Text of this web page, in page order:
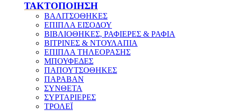
ΤΑΚΤΟΠΟΙΗΣΗ
ΒΑΛΙΤΣΟΘΗΚΕΣ
ΕΠΙΠΛΑ ΕΙΣΟΔΟΥ
ΒΙΒΛΙΟΘΗΚΕΣ, ΡΑΦΙΕΡΕΣ & ΡΑΦΙΑ
ΒΙΤΡΙΝΕΣ & ΝΤΟΥΛΑΠΙΑ
ΕΠΙΠΛΑ ΤΗΛΕΟΡΑΣΗΣ
ΜΠΟΥΦΕΔΕΣ
ΠΑΠΟΥΤΣΟΘΗΚΕΣ
ΠΑΡΑΒΑΝ
ΣΥΝΘΕΤΑ
ΣΥΡΤΑΡΙΕΡΕΣ
ΤΡΟΛΕΪ